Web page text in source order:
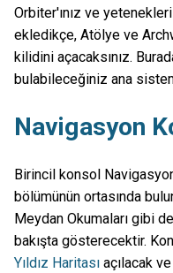
Orbiter'ınız ve
ekledikçe, Atölye ve
kilidini açacaksınız.
bulabileceğiniz ana
Navigasyon
Birincil konsol
bölümünün ortasında
Meydan Okumaları gibi
bakışta gösterecektir.
Yıldız Haritası açılacak